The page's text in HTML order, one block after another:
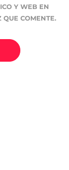
Y WEB EN
COMENTE.